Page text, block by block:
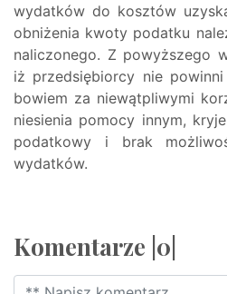
wydatków do kosztów
obniżenia kwoty podatku
naliczonego. Z powyższego
iż przedsiębiorcy nie
bowiem za niewątpliwymi
niesienia pomocy innym,
podatkowy i brak
wydatków.
Komentarze |0|